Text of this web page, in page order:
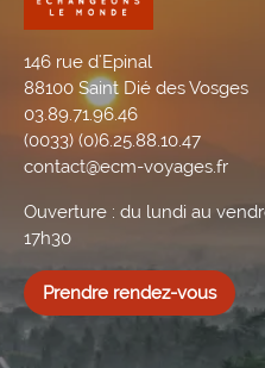
146 rue d'Epinal
88100 Saint Dié des Vosges
03.89.71.96.46
(0033) (0)6.25.88.10.47
contact@ecm-voyages.fr
Ouverture : du lundi au
17h30
Prendre rendez-vous